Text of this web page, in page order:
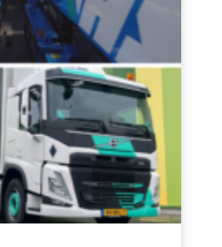
zien van
gepersonaliseerde
inhoud en
aanbiedingen.